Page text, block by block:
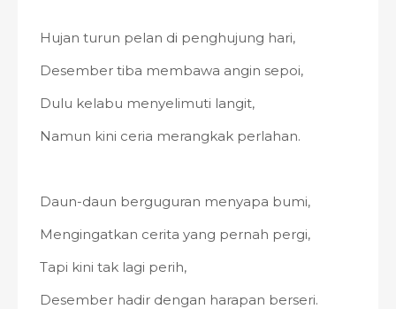
Hujan turun pelan di penghujung hari,
Desember tiba membawa angin sepoi,
Dulu kelabu menyelimuti langit,
Namun kini ceria merangkak perlahan.
Daun-daun berguguran menyapa bumi,
Mengingatkan cerita yang pernah pergi,
Tapi kini tak lagi perih,
Desember hadir dengan harapan berseri.